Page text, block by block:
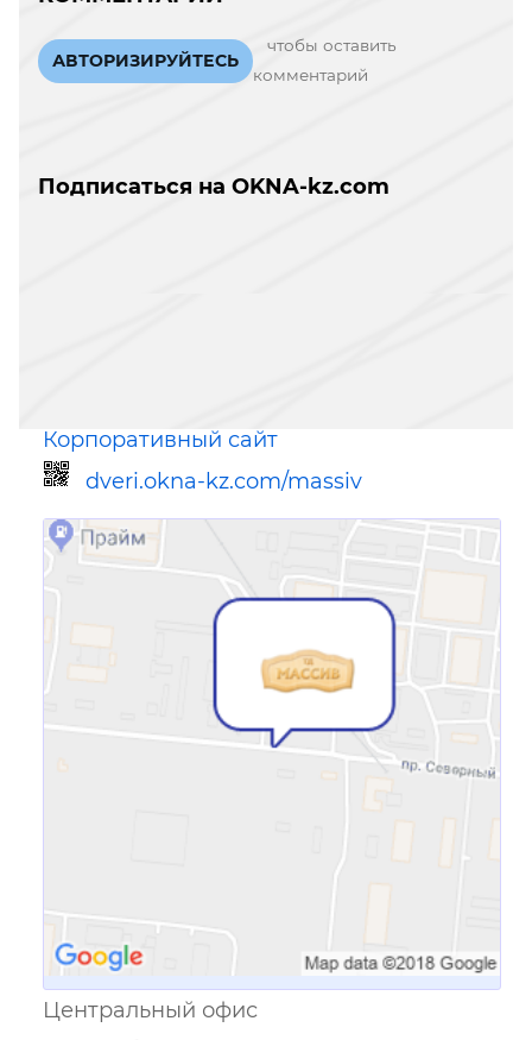
АВТОРИЗИРУЙТЕСЬ
чтобы оставить
комментарий
Подписаться на OKNA-kz.com
Корпоративный сайт
dveri.okna-kz.com/massiv
Ссылка для мобильных устройств
Центральный офис